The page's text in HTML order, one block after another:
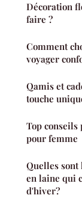
Décoration
faire ?
Comment
voyager
Qamis et
touche
Top
pour femme
Quelles sont
en laine qui
d'hiver?